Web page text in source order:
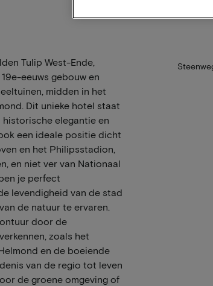
Tulip West-Ende,
eeuws gebouw en
midden in het
Dit unieke hotel staat
historische elegantie en
een ideale positie dicht
en het Philipsstadion,
en niet ver van Nationaal
je perfect
levendigheid van de stad
de natuur te ervaren.
door de
zoals het
en de boeiende
van de regio tot leven
de groene omgeving of